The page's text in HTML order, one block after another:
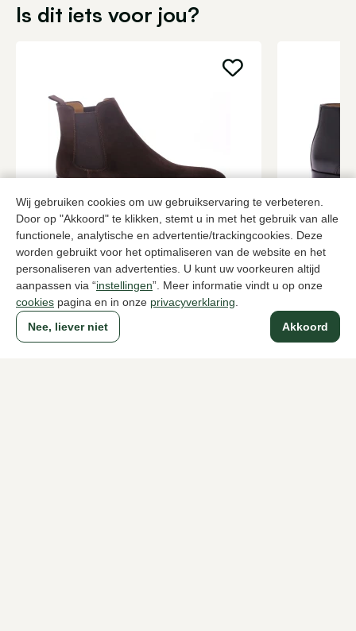
Wij gebruiken cookies om uw gebruikservaring te verbeteren.
Door op "Akkoord" te klikken, stemt u in met het gebruik van alle
functionele, analytische en advertentie/trackingcookies. Deze
worden gebruikt voor het optimaliseren van de website en het
personaliseren van advertenties. U kunt uw voorkeuren altijd
aanpassen via “instellingen”. Meer informatie vindt u op onze
cookies pagina en in onze privacyverklaring
Akkoord
Nee, liever niet
Is dit iets voor jou?
Corden's
Bruine enkellaarzen heren
259,95
Van
Zwarte
299,95